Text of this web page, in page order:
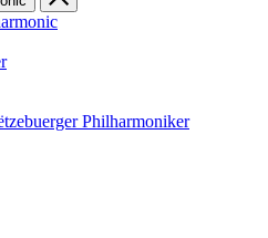
Philharmoniker